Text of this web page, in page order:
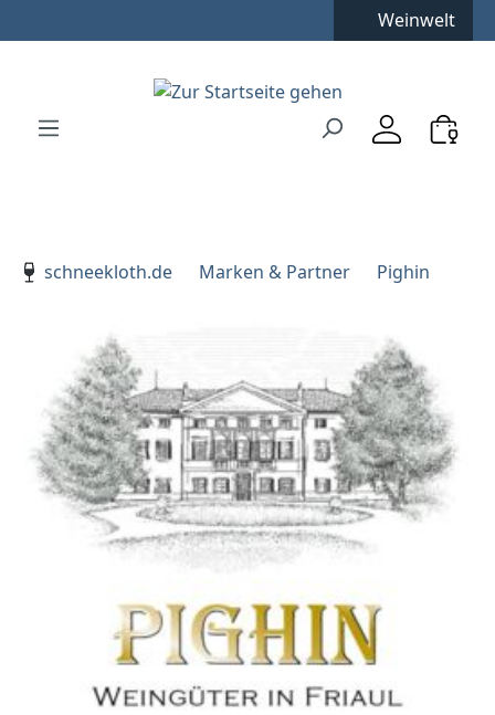
Zur Hauptnavigation springen
Weinwelt
schneekloth.de
Marken & Partner Pighin